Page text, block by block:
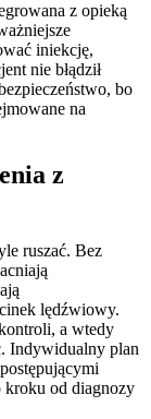
z opieką
iniekcję,
nie błądził
bo
na
z
ruszać. Bez
lędźwiowy.
a wtedy
Indywidualny plan
kroku od diagnozy